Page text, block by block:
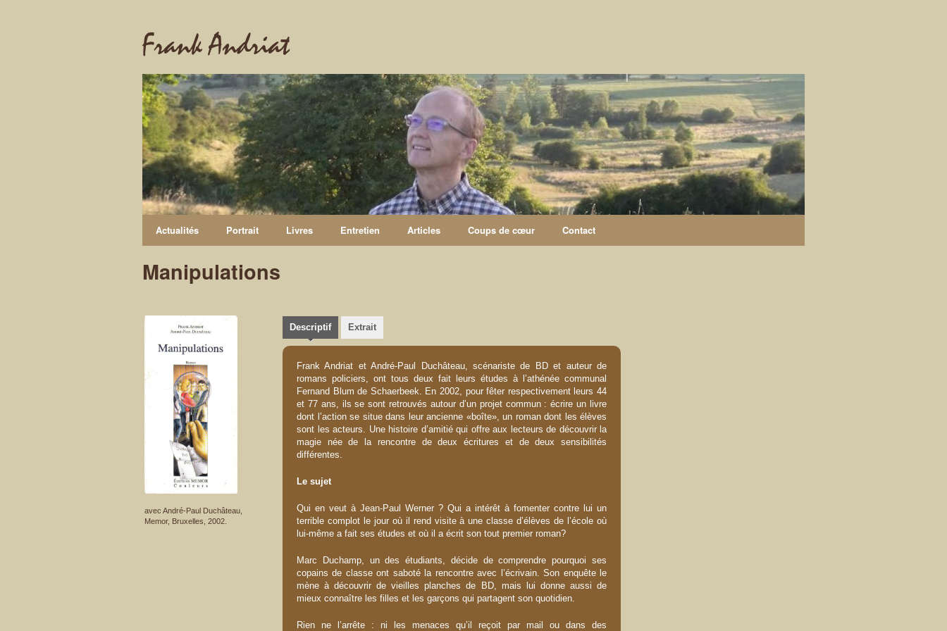
Frank Andriat
Actualités Portrait Livres Entretien Articles Coups de cœur Contact
Manipulations
avec André-Paul Duchâteau,
Memor, Bruxelles, 2002.
Descriptif Extrait
Frank Andriat et André-Paul Duchâteau, scénariste de BD et auteur de
romans policiers, ont tous deux fait leurs études à l’athénée communal
Fernand Blum de Schaerbeek. En 2002, pour fêter respectivement leurs 44
et 77 ans, ils se sont retrouvés autour d’un projet commun : écrire un livre
dont l’action se situe dans leur ancienne «boîte», un roman dont les élèves
sont les acteurs. Une histoire d’amitié qui offre aux lecteurs de découvrir la
magie née de la rencontre de deux écritures et de deux sensibilités
différentes.
Le sujet
Qui en veut à Jean-Paul Werner ? Qui a intérêt à fomenter contre lui un
terrible complot le jour où il rend visite à une classe d’élèves de l’école où
lui-même a fait ses études et où il a écrit son tout premier roman?
Marc Duchamp, un des étudiants, décide de comprendre pourquoi ses
copains de classe ont saboté la rencontre avec l’écrivain. Son enquête le
mène à découvrir de vieilles planches de BD, mais lui donne aussi de
mieux connaître les filles et les garçons qui partagent son quotidien.
Rien ne l’arrête : ni les menaces qu’il reçoit par mail ou dans des